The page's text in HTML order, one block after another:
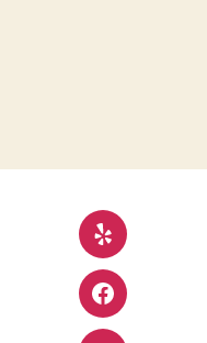
Yelp
Facebook